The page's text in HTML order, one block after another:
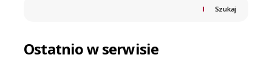
Szukaj
Ostatnio w serwisie